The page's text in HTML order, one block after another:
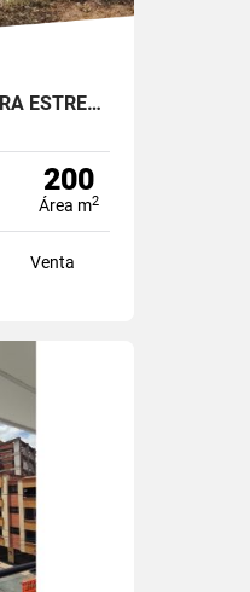
SE VENDE CASA CAMPESTRE PARA ESTRENAR EN GUARNE VEREDA EL MOLINO.
200
Área m2
Venta